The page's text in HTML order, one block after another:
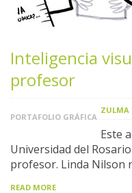
Inteligencia
profesor
PORTAFOLIO GRÁFICA
ZULMA
Este
Universidad del
profesor. Linda Nilson
READ MORE